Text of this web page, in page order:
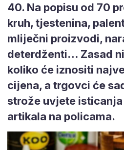
40. Na popisu od 70
kruh, tjestenina,
mliječni proizvodi,
deterdženti… Zasad
koliko će iznositi
cijena, a trgovci će
strože uvjete
artikala na policama.